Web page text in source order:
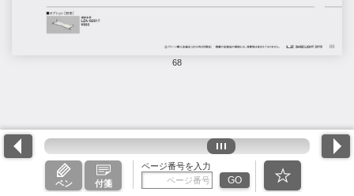
68
ペン 付箋
ページ番号を入力
GO